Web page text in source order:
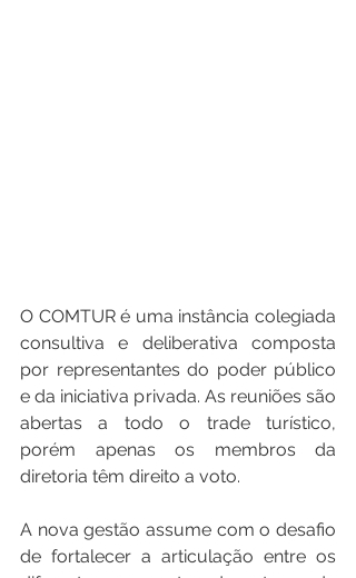
O COMTUR é uma instância colegiada
consultiva e deliberativa composta
por representantes do poder público
e da iniciativa privada. As reuniões são
abertas a todo o trade turístico,
porém apenas os membros da
diretoria têm direito a voto.
A nova gestão assume com o desafio
de fortalecer a articulação entre os